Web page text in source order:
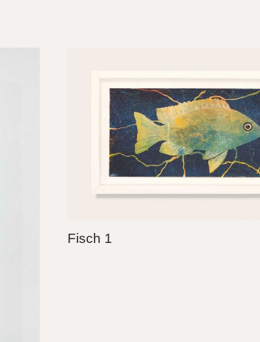
Fisch 1